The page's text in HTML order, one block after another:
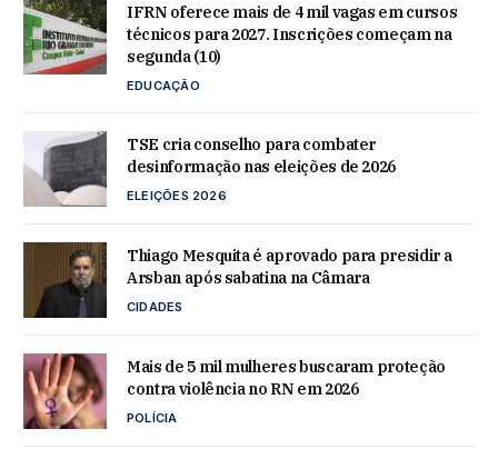
IFRN oferece mais de 4 mil vagas em cursos
técnicos para 2027. Inscrições começam na
segunda (10)
EDUCAÇÃO
TSE cria conselho para combater
desinformação nas eleições de 2026
ELEIÇÕES 2026
Thiago Mesquita é aprovado para presidir a
Arsban após sabatina na Câmara
CIDADES
Mais de 5 mil mulheres buscaram proteção
contra violência no RN em 2026
POLÍCIA